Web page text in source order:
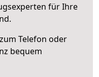
für Ihre
Telefon oder
bequem